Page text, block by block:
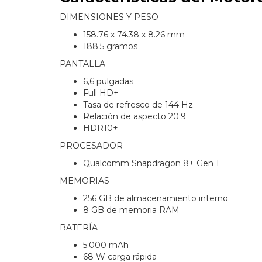
DIMENSIONES Y PESO
158.76 x 74.38 x 8.26 mm
188.5 gramos
PANTALLA
6,6 pulgadas
Full HD+
Tasa de refresco de 144 Hz
Relación de aspecto 20:9
HDR10+
PROCESADOR
Qualcomm Snapdragon 8+ Gen 1
MEMORIAS
256 GB de almacenamiento interno
8 GB de memoria RAM
BATERÍA
5.000 mAh
68 W carga rápida